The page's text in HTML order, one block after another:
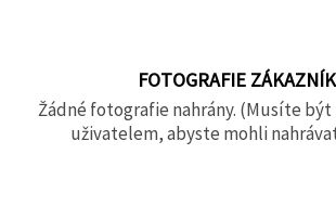
FOTOGRAFIE
Žádné fotografie nahrány. (Musíte
uživatelem, abyste mohli